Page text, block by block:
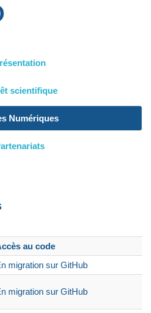
scientifique
Numériques
au code
migration sur GitHub
migration sur GitHub